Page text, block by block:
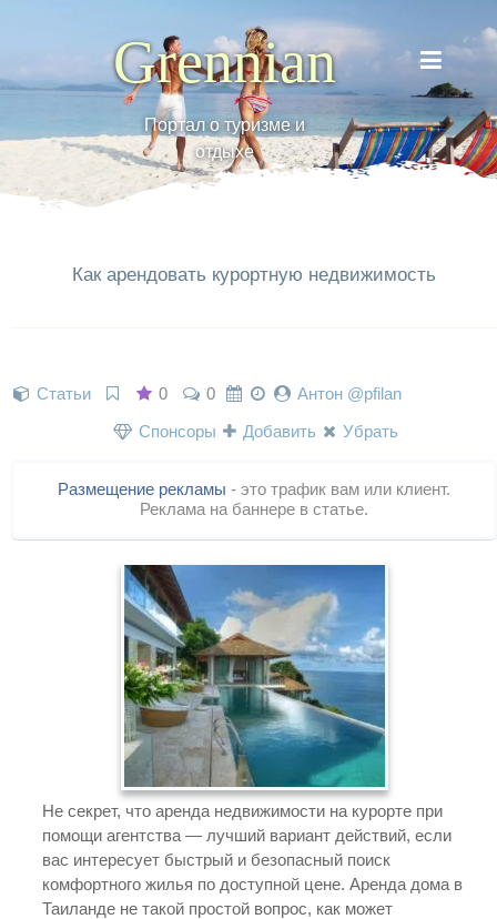
Grennian
Портал о туризме и
отдыхе
Как арендовать курортную недвижимость
Статьи 0 0
Антон @pfilan
Спонсоры
Добавить Убрать
Размещение рекламы - это трафик вам или клиент.
Реклама на баннере в статье.
Не секрет, что аренда недвижимости на курорте при
помощи агентства — лучший вариант действий, если
вас интересует быстрый и безопасный поиск
комфортного жилья по доступной цене. Аренда дома в
Таиланде не такой простой вопрос, как может